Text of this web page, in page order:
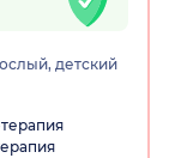
детский